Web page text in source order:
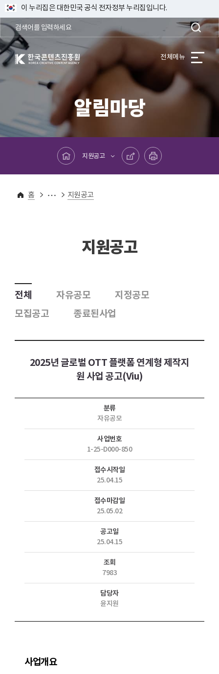
이 누리집은 대한민국 공식 전자정부 누리집입니다.
한국콘텐츠진흥원 KOREA CREATIVE CONTENT AGENCY 전체메뉴
알림마당
메인페이지로 바로가기
지원공고
공유하기 프린트하기
홈
알림마당 지원공고
지원공고
전체 자유공모
지정공모
모집공고
종료된사업
2025년 글로벌 OTT 플랫폼 연계형 제작지
원 사업 공고(Viu)
분류
자유공모
사업번호
1-25-D000-850
접수시작일
25.04.15
접수마감일
25.05.02
공고일
25.04.15
조회
7983
담당자
윤지원
사업개요